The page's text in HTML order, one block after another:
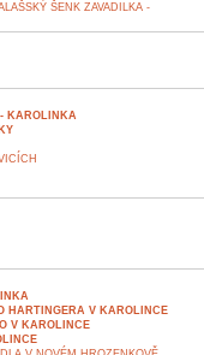
ŠENK ZAVADILKA -
KAROLINKA
HARTINGERA V KAROLINCE
V KAROLINCE